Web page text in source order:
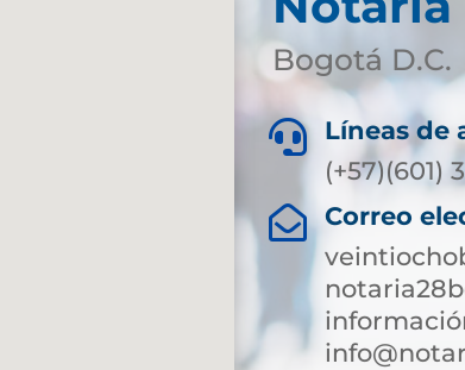
Bogotá D.C.

Líneas de
(+57)(601)

Correo